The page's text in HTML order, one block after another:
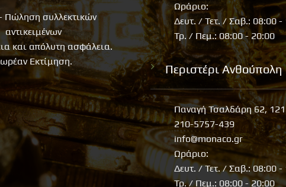
Πώληση συλλεκτικών
αντικειμένων
και απόλυτη ασφάλεια.
Εκτίμηση.
Ωράριο:
Δευτ. / Τετ. / Σαβ.: 08:00 -
Τρ. / Πεμ.: 08:00 - 20:00
Περιστέρι Ανθούπολη
Παναγή Τσαλδάρη 62,
210-5757-439
info@monaco.gr
Ωράριο:
Δευτ. / Τετ. / Σαβ.: 08:00 -
Τρ. / Πεμ.: 08:00 - 20:00